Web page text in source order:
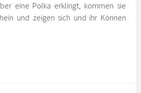
eine Polka erklingt, kommen sie
und zeigen sich und ihr Können